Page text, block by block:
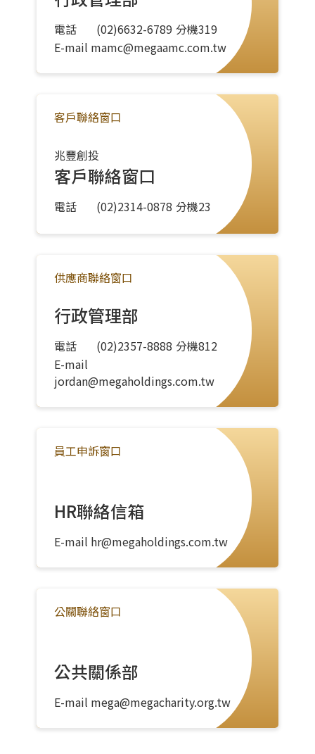
電話 (02)6632-6789 分機319
E-mail mamc@megaamc.com.tw
客戶聯絡窗口
兆豐創投
客戶聯絡窗口
電話 (02)2314-0878 分機23
供應商聯絡窗口
行政管理部
電話 (02)2357-8888 分機812
E-mail
jordan@megaholdings.com.tw
員工申訴窗口
HR聯絡信箱
E-mail hr@megaholdings.com.tw
公關聯絡窗口
公共關係部
E-mail mega@megacharity.org.tw